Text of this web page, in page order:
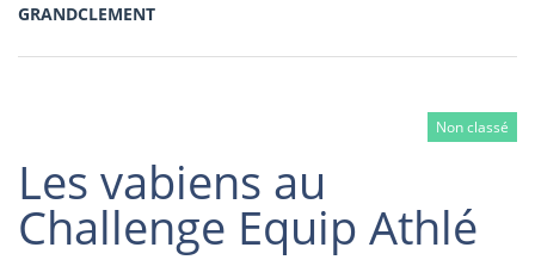
GRANDCLEMENT
Non classé
Les vabiens au
Challenge Equip Athlé